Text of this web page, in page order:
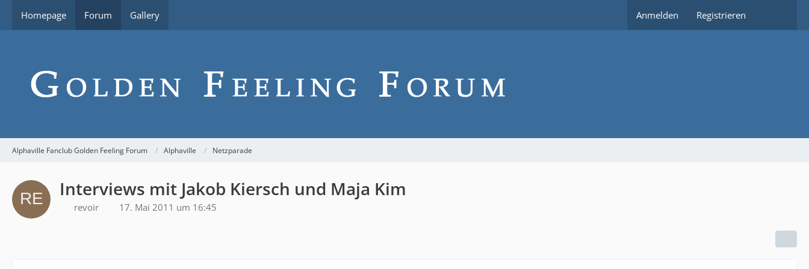
Homepage Forum Gallery Anmelden Registrieren
Alphaville Fanclub Golden Feeling Forum Alphaville Netzparade
Interviews mit Jakob Kiersch und Maja Kim
revoir 17. Mai 2011 um 16:45